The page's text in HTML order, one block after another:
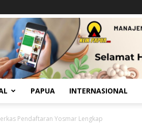
PAPUA INTERNASIONAL
Pendaftaran Yosmar Lengkap